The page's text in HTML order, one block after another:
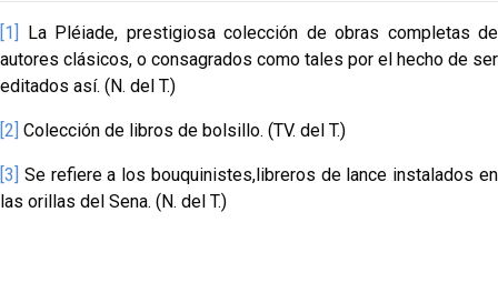
[1] La Pléiade, prestigiosa colección de obras completas de
auto­res clásicos, o consagrados como tales por el hecho de ser
editados así. (N. del T.)
[2] Colección de libros de bolsillo. (TV. del T.)
[3] Se refiere a los bouquinistes,libreros de lance instalados en
las orillas del Sena. (N. del T.)